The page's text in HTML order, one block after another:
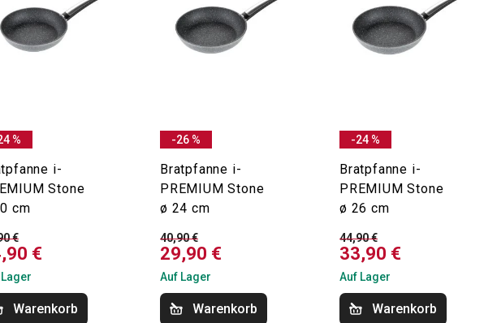
%
i-
Stone
cm
€
€
Warenkorb
-26 %
Bratpfanne i-
PREMIUM Stone
ø 24 cm
40,90 €
29,90 €
Auf Lager
Warenkorb
-24 %
Bratpfanne i-
PREMIUM Stone
ø 26 cm
44,90 €
33,90 €
Auf Lager
Warenkorb